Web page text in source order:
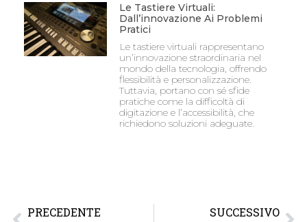
Le Tastiere Virtuali:
Dall’innovazione Ai Problemi
Pratici
Le tastiere virtuali rappresentano
un’innovazione straordinaria nel
mondo della tecnologia, offrendo
flessibilità e personalizzazione.
Tuttavia, portano con sé sfide
pratiche come la difficoltà di
digitazione e l’accessibilità, che
richiedono soluzioni adeguate.
PRECEDENTE SUCCESSIVO